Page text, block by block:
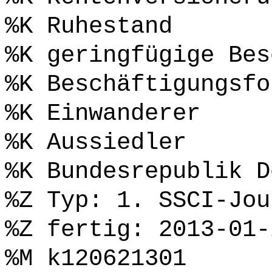
%K Ruhestand
%K geringfügige
%K
%K Einwanderer
%K Aussiedler
%K Bundesrepublik
%Z Typ: 1. SSCI-
%Z fertig: 2013-01-
%M k120621301